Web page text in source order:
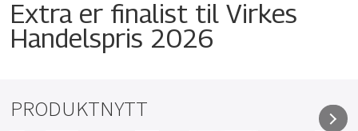
Extra er finalist til Virkes
Handelspris 2026
PRODUKTNYTT